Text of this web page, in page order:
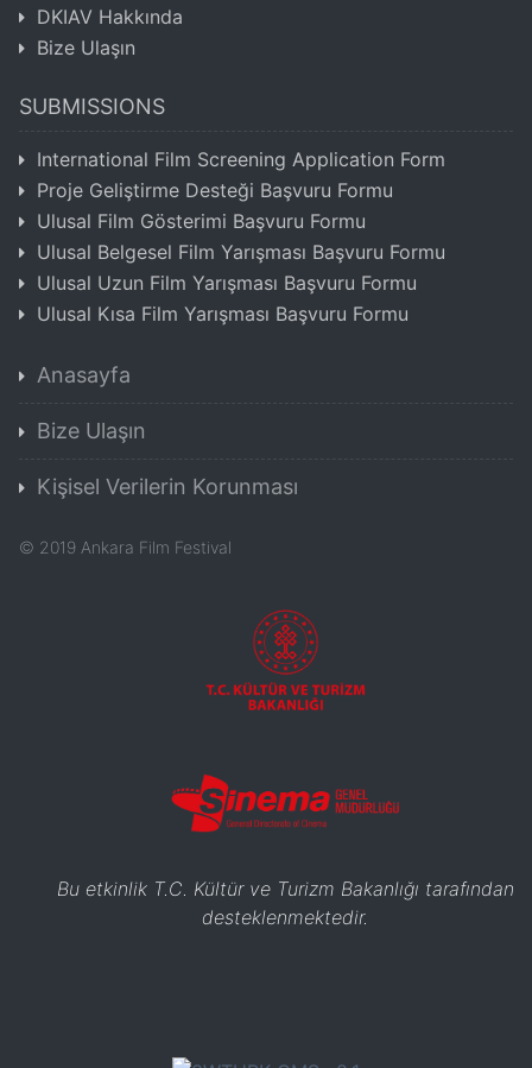
DKIAV Hakkında
Bize Ulaşın
SUBMISSIONS
International Film Screening Application Form
Proje Geliştirme Desteği Başvuru Formu
Ulusal Film Gösterimi Başvuru Formu
Ulusal Belgesel Film Yarışması Başvuru Formu
Ulusal Uzun Film Yarışması Başvuru Formu
Ulusal Kısa Film Yarışması Başvuru Formu
Anasayfa
Bize Ulaşın
Kişisel Verilerin Korunması
© 2019 Ankara Film Festival
Bu etkinlik T.C. Kültür ve Turizm Bakanlığı tarafından
desteklenmektedir.